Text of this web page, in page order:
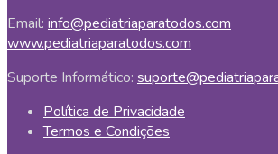
Email: info@pediatriaparatodos.com
www.pediatriaparatodos.com
Suporte Informático:
Política de Privacidade
Termos e Condições